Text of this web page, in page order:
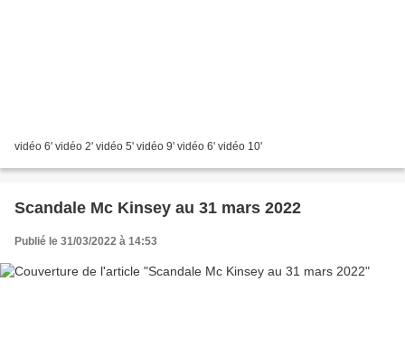
vidéo 6' vidéo 2' vidéo 5' vidéo 9' vidéo 6' vidéo 10'
Scandale Mc Kinsey au 31 mars 2022
Publié le 31/03/2022 à 14:53